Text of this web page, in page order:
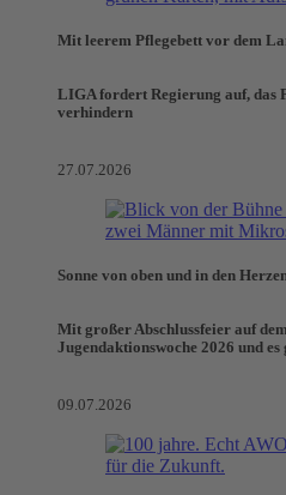
Mit leerem Pflegebett vor dem
LIGA fordert Regierung auf, das
verhindern
27.07.2026
Sonne von oben und in den
Mit großer Abschlussfeier auf
Jugendaktionswoche 2026 und
09.07.2026